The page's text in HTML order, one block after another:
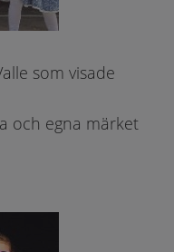
som visade
och egna märket